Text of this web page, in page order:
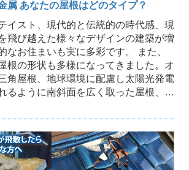
属 あなたの屋根はどのタイプ？
イスト、現代的と伝統的の時代感、現
飛び越えた様々なデザインの建築が増
なお住まいも実に多彩です。 また、
根の形状も多様になってきました。オ
角屋根、地球環境に配慮し太陽光発電
るように南斜面を広く取った屋根、…